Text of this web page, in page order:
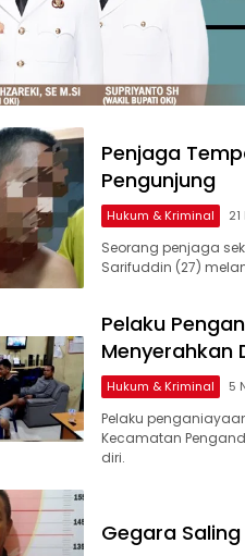
Penjaga
Pengunjung
Hukum & Kriminal
Seorang penjaga
Sarifuddin (27)
Pelaku
Menyerahkan
Hukum & Kriminal 5
Pelaku
Kecamatan
diri.
Gegara